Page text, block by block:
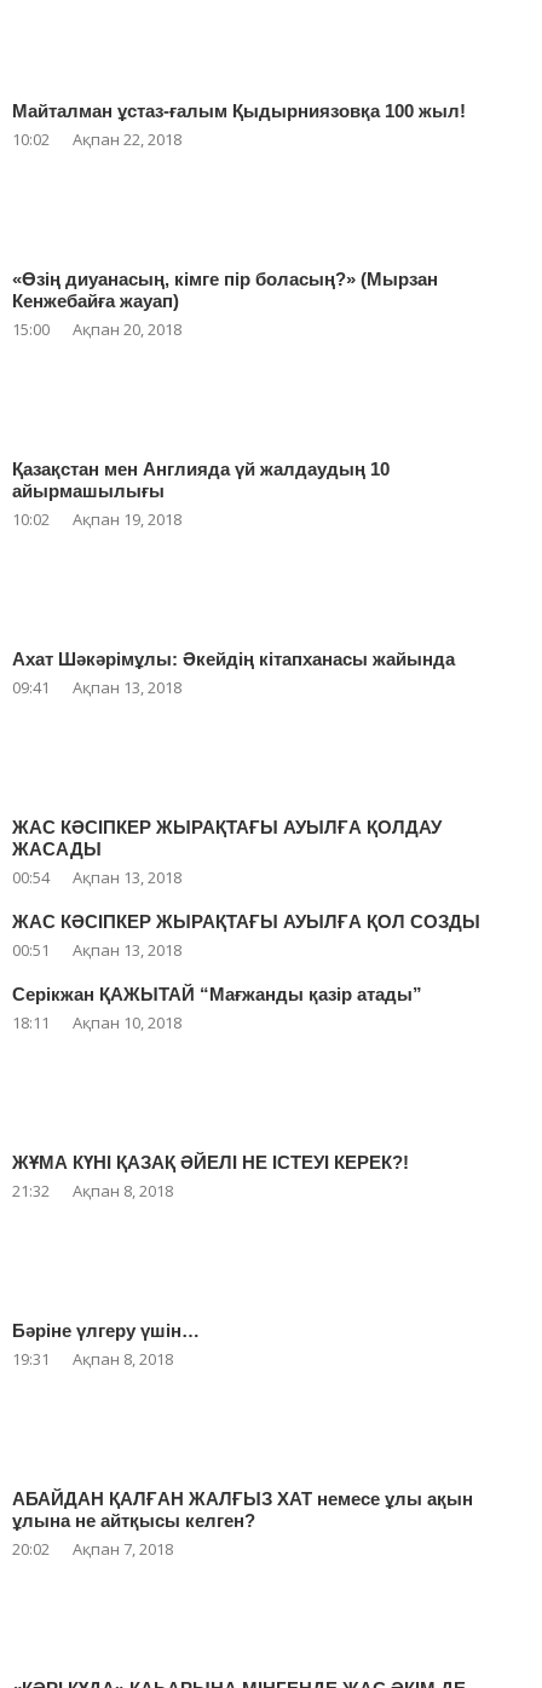
Майталман ұстаз-ғалым Қыдырниязовқа 100 жыл!
10:02 Ақпан 22, 2018
«Өзің диуанасың, кімге пір боласың?» (Мырзан
Кенжебайға жауап)
15:00 Ақпан 20, 2018
Қазақстан мен Англияда үй жалдаудың 10
айырмашылығы
10:02 Ақпан 19, 2018
Ахат Шәкәрімұлы: Әкейдің кітапханасы жайында
09:41 Ақпан 13, 2018
ЖАС КӘСІПКЕР ЖЫРАҚТАҒЫ АУЫЛҒА ҚОЛДАУ
ЖАСАДЫ
00:54 Ақпан 13, 2018
ЖАС КӘСІПКЕР ЖЫРАҚТАҒЫ АУЫЛҒА ҚОЛ СОЗДЫ
00:51 Ақпан 13, 2018
Серікжан ҚАЖЫТАЙ “Мағжанды қазір атады”
18:11 Ақпан 10, 2018
ЖҰМА КҮНІ ҚАЗАҚ ӘЙЕЛІ НЕ ІСТЕУІ КЕРЕК?!
21:32 Ақпан 8, 2018
Бәріне үлгеру үшін…
19:31 Ақпан 8, 2018
АБАЙДАН ҚАЛҒАН ЖАЛҒЫЗ ХАТ немесе ұлы ақын
ұлына не айтқысы келген?
20:02 Ақпан 7, 2018